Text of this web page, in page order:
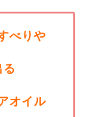
べりや
る
オイル